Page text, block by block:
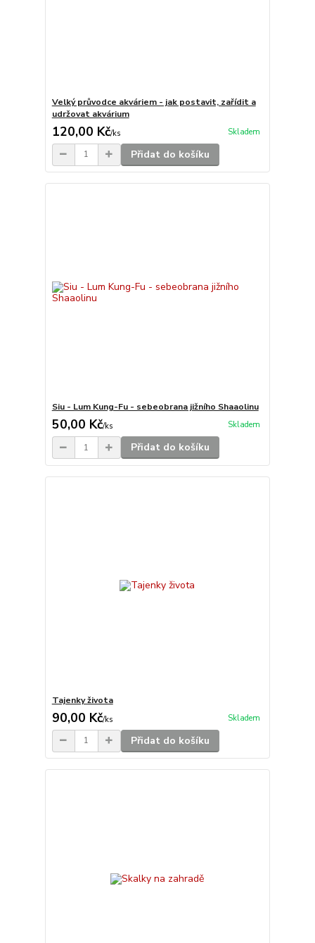
Velký průvodce akváriem - jak postavit, zařídit a
udržovat akvárium
120,00 Kč/ks Skladem
Přidat do košíku
Siu - Lum Kung-Fu - sebeobrana jižního Shaaolinu
50,00 Kč/ks Skladem
Přidat do košíku
Tajenky života
90,00 Kč/ks Skladem
Přidat do košíku